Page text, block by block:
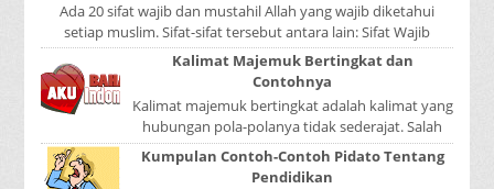
Ada 20 sifat wajib dan mustahil Allah yang wajib diketahui
setiap muslim. Sifat-sifat tersebut antara lain: Sifat Wajib
Tulisan A...
Kalimat Majemuk Bertingkat dan
Contohnya
Kalimat majemuk bertingkat adalah kalimat yang
hubungan pola-polanya tidak sederajat. Salah
satu pola menduduki sebagai induk kalimat, se...
Kumpulan Contoh-Contoh Pidato Tentang
Pendidikan